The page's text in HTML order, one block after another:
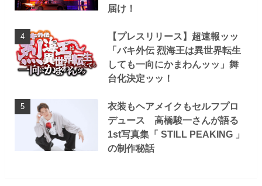
届け！
【プレスリリース】超速報ッッ
「バキ外伝 烈海王は異世界転生
しても一向にかまわんッッ」舞
台化決定ッッ！
衣装もヘアメイクもセルフプロ
デュース 高橋駿一さんが語る
1st写真集「 STILL PEAKING 」
の制作秘話